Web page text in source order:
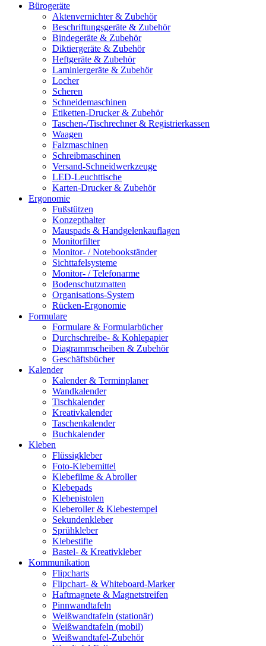
Bürogeräte
Aktenvernichter & Zubehör
Beschriftungsgeräte & Zubehör
Bindegeräte & Zubehör
Diktiergeräte & Zubehör
Heftgeräte & Zubehör
Laminiergeräte & Zubehör
Locher
Scheren
Schneidemaschinen
Etiketten-Drucker & Zubehör
Taschen-/Tischrechner & Registrierkassen
Waagen
Falzmaschinen
Schreibmaschinen
Versand-Schneidwerkzeuge
LED-Leuchttische
Karten-Drucker & Zubehör
Ergonomie
Fußstützen
Konzepthalter
Mauspads & Handgelenkauflagen
Monitorfilter
Monitor- / Notebookständer
Sichttafelsysteme
Monitor- / Telefonarme
Bodenschutzmatten
Organisations-System
Rücken-Ergonomie
Formulare
Formulare & Formularbücher
Durchschreibe- & Kohlepapier
Diagrammscheiben & Zubehör
Geschäftsbücher
Kalender
Kalender & Terminplaner
Wandkalender
Tischkalender
Kreativkalender
Taschenkalender
Buchkalender
Kleben
Flüssigkleber
Foto-Klebemittel
Klebefilme & Abroller
Klebepads
Klebepistolen
Kleberoller & Klebestempel
Sekundenkleber
Sprühkleber
Klebestifte
Bastel- & Kreativkleber
Kommunikation
Flipcharts
Flipchart- & Whiteboard-Marker
Haftmagnete & Magnetstreifen
Pinnwandtafeln
Weißwandtafeln (stationär)
Weißwandtafeln (mobil)
Weißwandtafel-Zubehör